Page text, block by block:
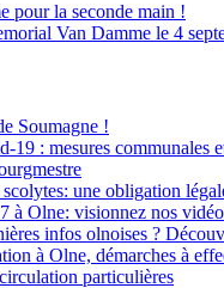
pour la seconde main !
Van Damme le 4
Soumagne !
19 : mesures communales
une obligation
à Olne: visionnez nos
infos olnoises ?
à Olne, démarches à
particulières